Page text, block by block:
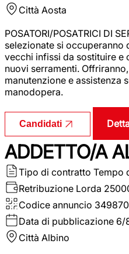
Città Aosta
POSATORI/POSATRICI DI
selezionate si
vecchi infissi da sostituire e
nuovi serramenti.
manutenzione e assistenza
manodopera.
Candidati
ADDETTO/A
Tipo di contratto Tempo
Retribuzione Lorda
Codice annuncio 349870
Data di pubblicazione 6/
Città Albino